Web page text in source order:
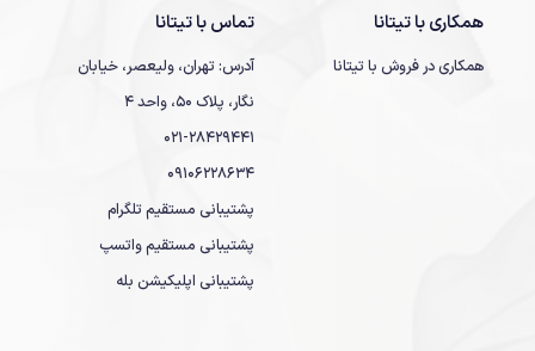
همکاری با تیتانا
همکاری در فروش با تیتانا
تماس با تیتانا
آدرس: تهران، ولیعصر، خیابان
نگار، پلاک 50، واحد 4
021-28429441
09106228634
پشتیبانی مستقیم تلگرام
پشتیبانی مستقیم واتسپ
پشتیبانی اپلیکیشن بله